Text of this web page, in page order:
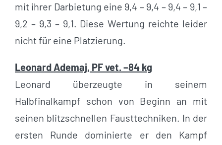
mit ihrer Darbietung eine 9,4 – 9,4 – 9,4 – 9,1 –
9,2 – 9,3 – 9,1. Diese Wertung reichte leider
nicht für eine Platzierung.
Leonard Ademaj, PF vet. –84 kg
Leonard überzeugte in seinem
Halbfinalkampf schon von Beginn an mit
seinen blitzschnellen Fausttechniken. In der
ersten Runde dominierte er den Kampf